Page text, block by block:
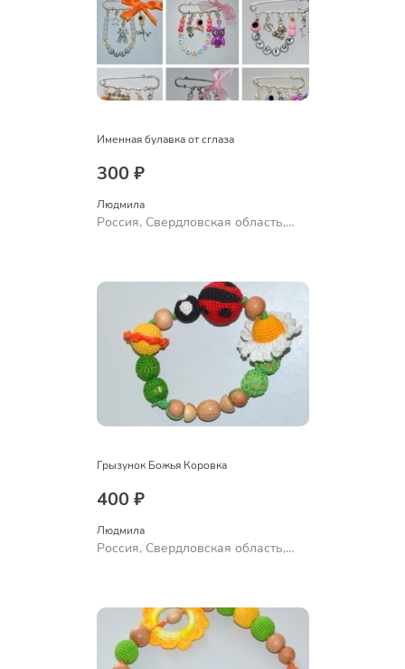
Именная булавка от сглаза
300 ₽
Людмила
Россия, Свердловская область,
Грызунок Божья Коровка
400 ₽
Людмила
Россия, Свердловская область,